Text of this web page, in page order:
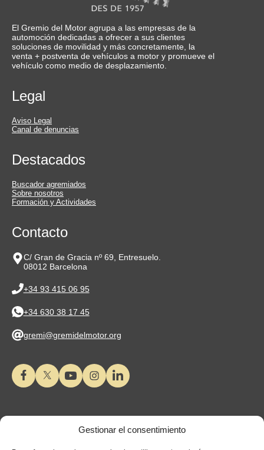
Gestionar el consentimiento
El Gremio del Motor agrupa a las empresas de la
automoción dedicadas a ofrecer a sus clientes
soluciones de movilidad y más concretamente, la
venta + postventa de vehículos a motor y promueve el
vehículo como medio de desplazamiento.
Legal
Aviso Legal
Canal de denuncias
Destacados
Buscador agremiados
Sobre nosotros
Formación y Actividades
Contacto
C/ Gran de Gracia nº 69, Entresuelo.
08012 Barcelona
+34 93 415 06 95
+34 630 38 17 45
gremi@gremidelmotor.org